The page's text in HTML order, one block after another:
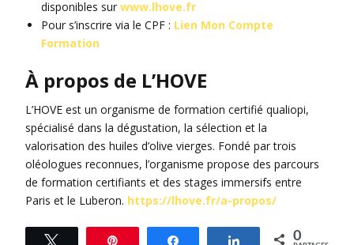
disponibles sur www.lhove.fr
Pour s’inscrire via le CPF : Lien Mon Compte
Formation
À propos de L’HOVE
L’HOVE est un organisme de formation certifié qualiopi,
spécialisé dans la dégustation, la sélection et la
valorisation des huiles d’olive vierges. Fondé par trois
oléologues reconnues, l’organisme propose des parcours
de formation certifiants et des stages immersifs entre
Paris et le Luberon. https://lhove.fr/a-propos/
Tweetez Partagez Partagez 0